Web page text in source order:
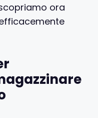
ora